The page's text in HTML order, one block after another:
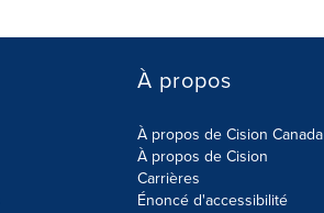
À propos
À propos de Cision Canada
À propos de Cision
Carrières
Énoncé d'accessibilité